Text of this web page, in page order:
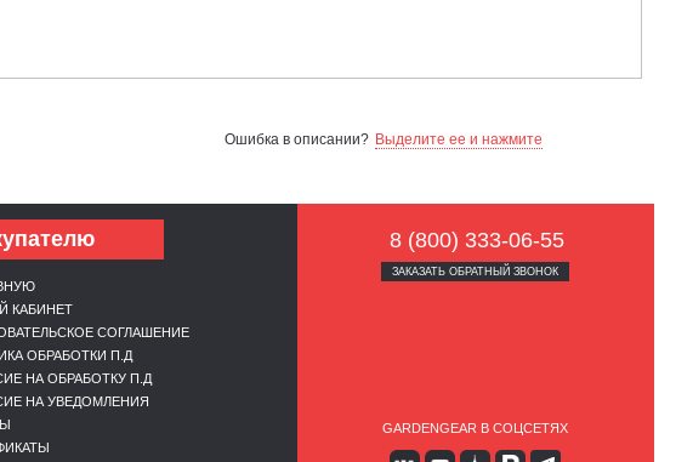
Ошибка в описании? Выделите ее и нажмите
КАБИНЕТ
СОГЛАШЕНИЕ
ОБРАБОТКИ П.Д
НА ОБРАБОТКУ П.Д
НА УВЕДОМЛЕНИЯ
8 (800) 333-06-55
ЗАКАЗАТЬ ОБРАТНЫЙ ЗВОНОК
GARDENGEAR В СОЦСЕТЯХ